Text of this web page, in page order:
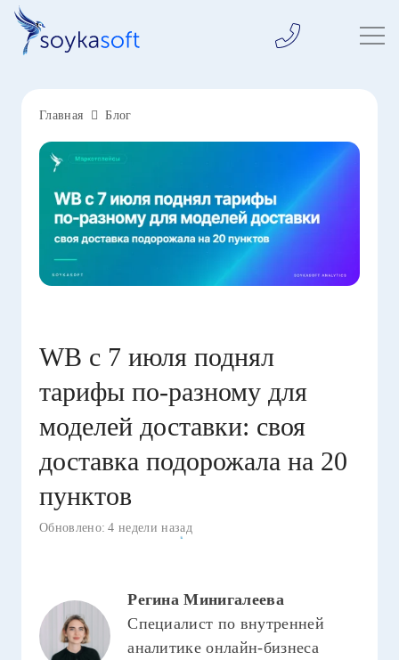
Главная Блог
WB с 7 июля поднял
тарифы по-разному для
моделей доставки: своя
доставка подорожала на 20
пунктов
Обновлено: 4 недели назад
Регина Минигалеева
Специалист по внутренней
аналитике онлайн-бизнеса